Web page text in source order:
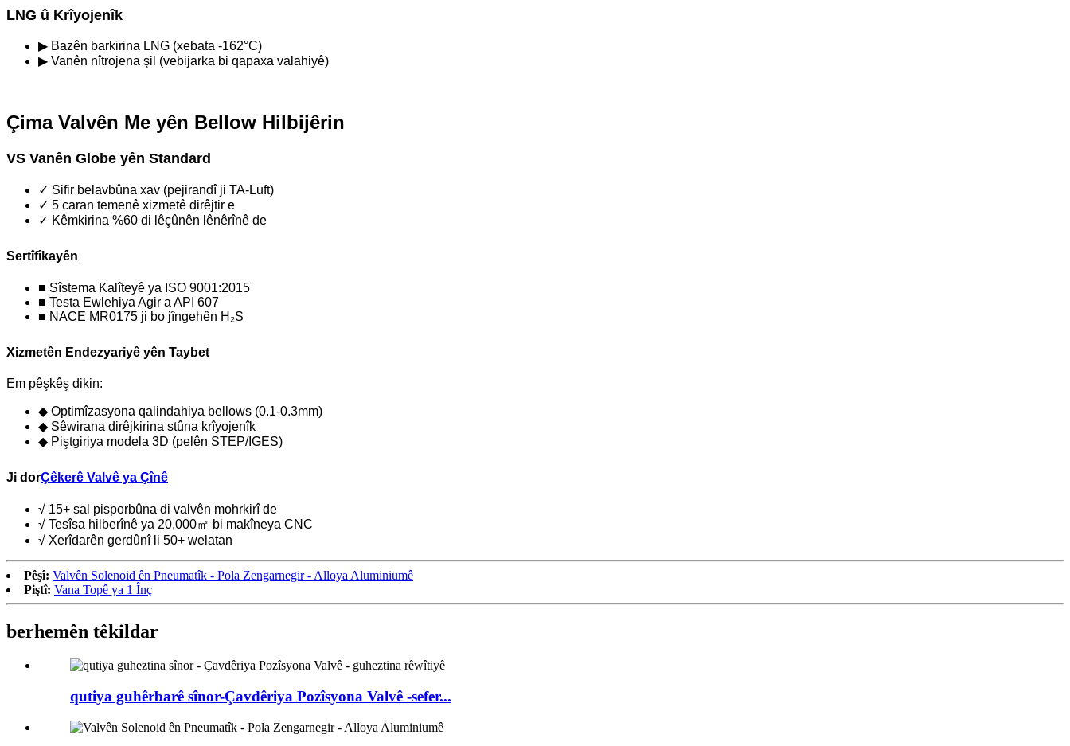
LNG û Krîyojenîk
▶ Bazên barkirina LNG (xebata -162°C)
▶ Vanên nîtrojena şil (vebijarka bi qapaxa valahiyê)
Çima Valvên Me yên Bellow Hilbijêrin
VS Vanên Globe yên Standard
✓ Sifir belavbûna xav (pejirandî ji TA-Luft)
✓ 5 caran temenê xizmetê dirêjtir e
✓ Kêmkirina %60 di lêçûnên lênêrînê de
Sertîfîkayên
■ Sîstema Kalîteyê ya ISO 9001:2015
■ Testa Ewlehiya Agir a API 607
■ NACE MR0175 ji bo jîngehên H₂S
Xizmetên Endezyariyê yên Taybet
Em pêşkêş dikin:
◆ Optimîzasyona qalindahiya bellows (0.1-0.3mm)
◆ Sêwirana dirêjkirina stûna krîyojenîk
◆ Piştgiriya modela 3D (pelên STEP/IGES)
Ji dorÇêkerê Valvê ya Çînê
√ 15+ sal pisporbûna di valvên mohrkirî de
√ Tesîsa hilberînê ya 20,000㎡ bi makîneya CNC
√ Xerîdarên gerdûnî li 50+ welatan
Pêşî: Valvên Solenoid ên Pneumatîk - Pola Zengarnegir - Alloya Aluminiumê
Piştî: Vana Topê ya 1 Înç
berhemên têkildar
qutiya guhêrbarê sînor-Çavdêriya Pozîsyona Valvê -sefer...